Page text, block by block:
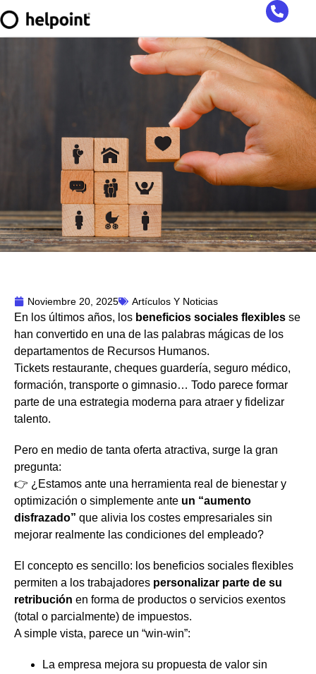
Noviembre 20, 2025 Artículos Y Noticias
En los últimos años, los beneficios sociales flexibles se
han convertido en una de las palabras mágicas de los
departamentos de Recursos Humanos.
Tickets restaurante, cheques guardería, seguro médico,
formación, transporte o gimnasio… Todo parece formar
parte de una estrategia moderna para atraer y fidelizar
talento.
Pero en medio de tanta oferta atractiva, surge la gran
pregunta:
👉 ¿Estamos ante una herramienta real de bienestar y
optimización o simplemente ante un “aumento
disfrazado” que alivia los costes empresariales sin
mejorar realmente las condiciones del empleado?
El concepto es sencillo: los beneficios sociales flexibles
permiten a los trabajadores personalizar parte de su
retribución en forma de productos o servicios exentos
(total o parcialmente) de impuestos.
A simple vista, parece un “win-win”:
La empresa mejora su propuesta de valor sin